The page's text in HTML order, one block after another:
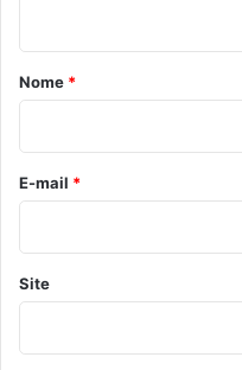
r
o
*
Nome *
E-mail *
Site